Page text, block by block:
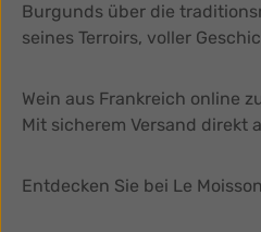
Burgunds über die
seines Terroirs, voller
Wein aus Frankreich online
Mit sicherem Versand direkt
Entdecken Sie bei Le